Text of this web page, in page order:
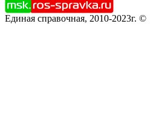
Единая справочная, 2010-2023г. ©